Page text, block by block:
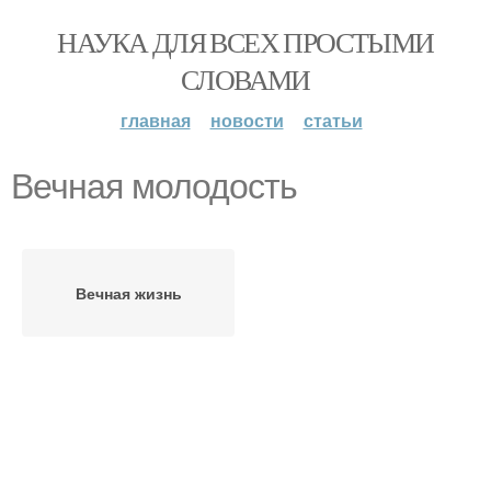
НАУКА ДЛЯ ВСЕХ ПРОСТЫМИ
СЛОВАМИ
главная новости статьи
Вечная молодость
Вечная жизнь